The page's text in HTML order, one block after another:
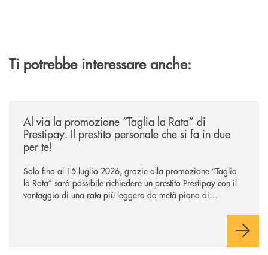
Ti potrebbe interessare anche:
Al via la promozione “Taglia la Rata” di
Prestipay. Il prestito personale che si fa in due
per te!
Solo fino al 15 luglio 2026, grazie alla promozione “Taglia
la Rata” sarà possibile richiedere un prestito Prestipay con il
vantaggio di una rata più leggera da metà piano di